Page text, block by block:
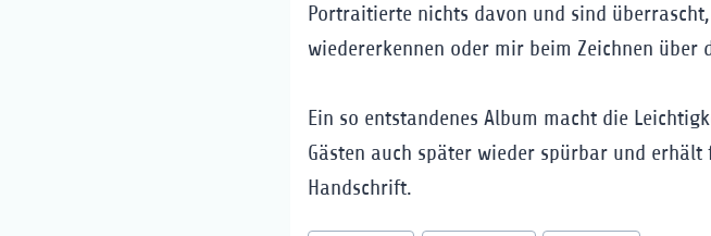
Portraitierte nichts davon und sind
wiedererkennen oder mir beim Zeichnen über
Ein so entstandenes Album macht die
Gästen auch später wieder spürbar und
Handschrift.